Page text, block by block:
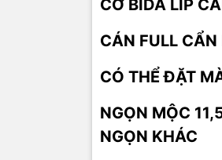
CƠ BIDA LIP
CÁN FULL CẨN
CÓ THỂ ĐẶT
NGỌN MỘC
NGỌN KHÁC